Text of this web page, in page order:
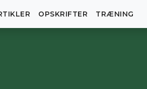
OPSKRIFTER TRÆNING